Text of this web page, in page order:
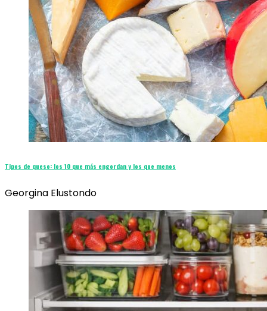
Tipos de queso: los 10 que más engordan y los que menos
Georgina Elustondo